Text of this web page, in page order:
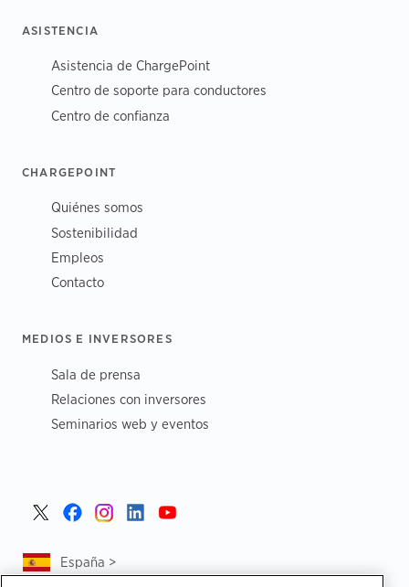
ASISTENCIA
Asistencia de ChargePoint
Centro de soporte para conductores
Centro de confianza
CHARGEPOINT
Quiénes somos
Sostenibilidad
Empleos
Contacto
MEDIOS E INVERSORES
Sala de prensa
Relaciones con inversores
Seminarios web y eventos
España >